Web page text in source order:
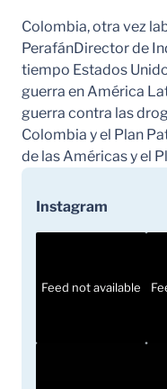
Colombia, otra vez
PerafánDirector de
tiempo Estados
guerra en América
guerra contra las
Colombia y el Plan
de las Américas y el
Instagram
Feed not available